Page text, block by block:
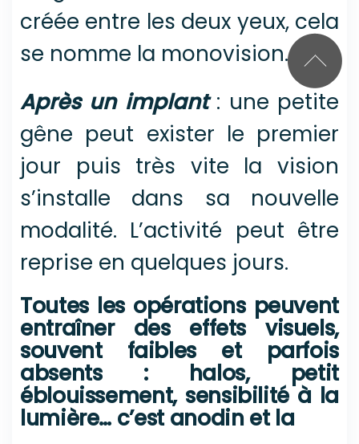
créée entre les deux yeux, cela
se nomme la monovision.
Après un implant: une petite
gêne peut exister le premier
jour puis très vite la vision
s’installe dans sa nouvelle
modalité. L’activité peut être
reprise en quelques jours.
Toutes les opérations peuvent
entraîner des effets visuels,
souvent faibles et parfois
absents : halos, petit
éblouissement, sensibilité à la
lumière… c’est anodin et la